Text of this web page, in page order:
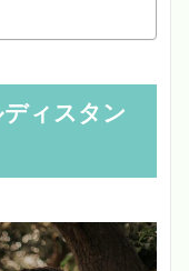
ィスタン